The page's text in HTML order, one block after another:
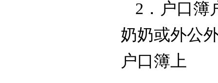
2．户口簿
奶奶或外公
户口簿上